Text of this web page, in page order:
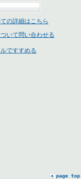
の詳細はこちら
いて問い合わせる
ですすめる
page top